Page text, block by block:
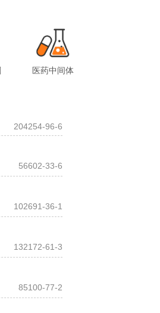
医药中间体
204254-96-6
56602-33-6
102691-36-1
132172-61-3
85100-77-2